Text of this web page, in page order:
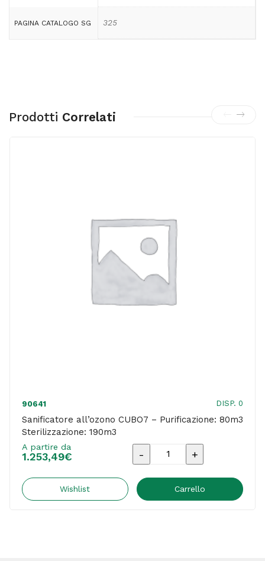
PAGINA CATALOGO SG 325
Prodotti Correlati
90641 DISP. 0
Sanificatore all’ozono CUBO7 – Purificazione: 80m3
Sterilizzazione: 190m3
A partire da
1.253,49€
Sanificatore
CUBO7
Wishlist Carrello